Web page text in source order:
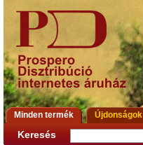
Minden termék Újdonságok
Keresés